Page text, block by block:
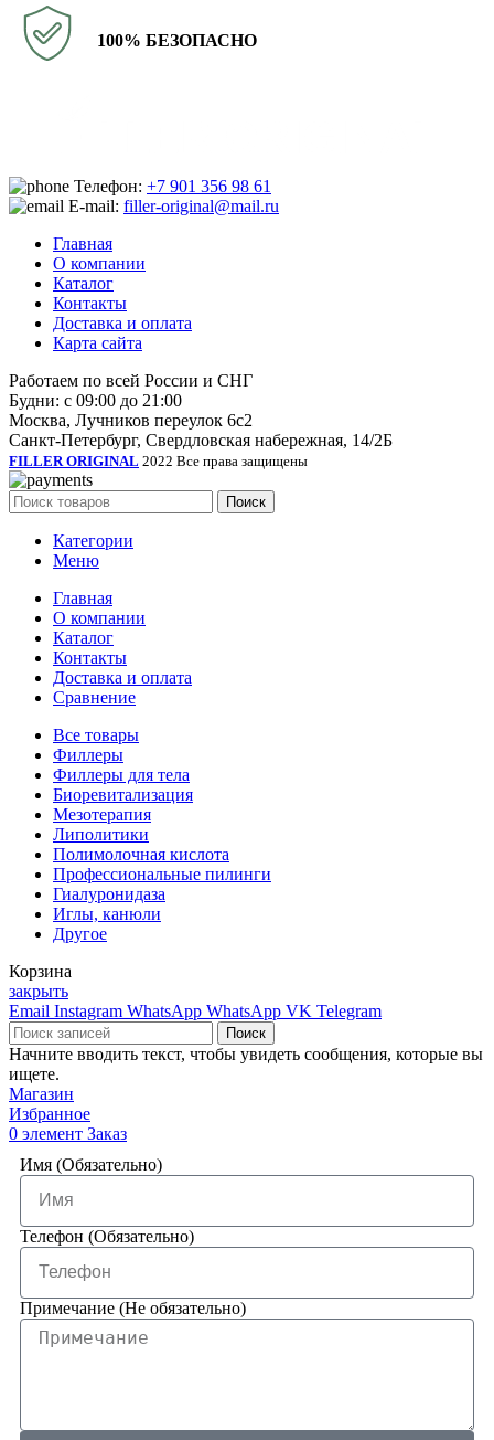
100% БЕЗОПАСНО
Телефон: +7 901 356 98 61
E-mail: filler-original@mail.ru
Главная
О компании
Каталог
Контакты
Доставка и оплата
Карта сайта
Работаем по всей России и СНГ
Будни: с 09:00 до 21:00
Москва, Лучников переулок 6с2
Санкт-Петербург, Свердловская набережная, 14/2Б
FILLER ORIGINAL 2022 Все права защищены
Поиск
Категории
Меню
Главная
О компании
Каталог
Контакты
Доставка и оплата
Сравнение
Все товары
Филлеры
Филлеры для тела
Биоревитализация
Мезотерапия
Липолитики
Полимолочная кислота
Профессиональные пилинги
Гиалуронидаза
Иглы, канюли
Другое
Корзина
закрыть
Email Instagram WhatsApp WhatsApp VK Telegram
Поиск
Начните вводить текст, чтобы увидеть сообщения, которые вы
ищете.
Магазин
Избранное
0 элемент Заказ
Имя (Обязательно)
Телефон (Обязательно)
Примечание (Не обязательно)